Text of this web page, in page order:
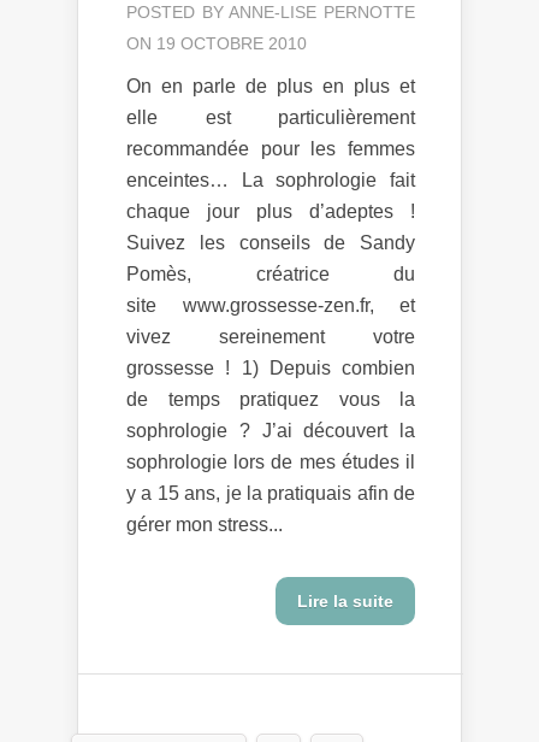
POSTED BYANNE-LISE PERNOTTE
ON 19 OCTOBRE 2010
On en parle de plus en plus et
elle est particulièrement
recommandée pour les femmes
enceintes… La sophrologie fait
chaque jour plus d’adeptes !
Suivez les conseils de Sandy
Pomès, créatrice du
site www.grossesse-zen.fr, et
vivez sereinement votre
grossesse ! 1) Depuis combien
de temps pratiquez vous la
sophrologie ? J’ai découvert la
sophrologie lors de mes études il
y a 15 ans, je la pratiquais afin de
gérer mon stress...
Lire la suite